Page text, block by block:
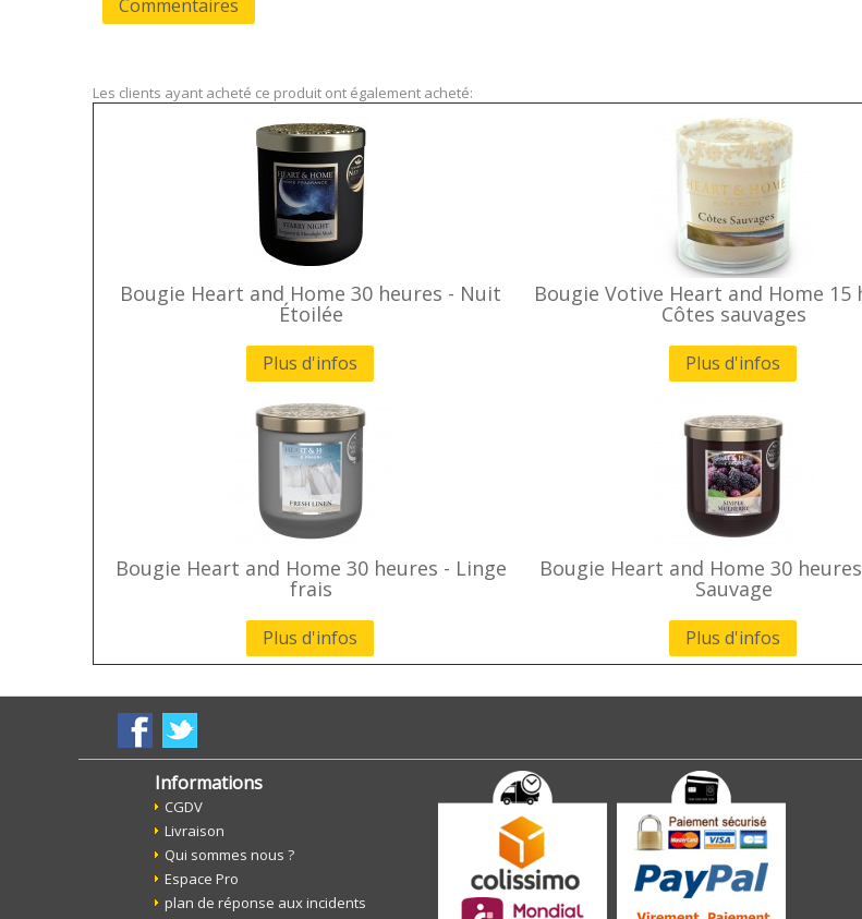
Commentaires
Les clients ayant acheté ce produit ont également acheté:
Bougie Heart and Home 30 heures - Nuit
Étoilée
Plus d'infos
Bougie Votive Heart and Home 15
Côtes sauvages
Plus d'infos
Bougie Heart and Home 30 heures - Linge
frais
Plus d'infos
Bougie Heart and Home 30
Sauvage
Plus d'infos
Informations
CGDV
Livraison
Qui sommes nous ?
Espace Pro
plan de réponse aux incidents